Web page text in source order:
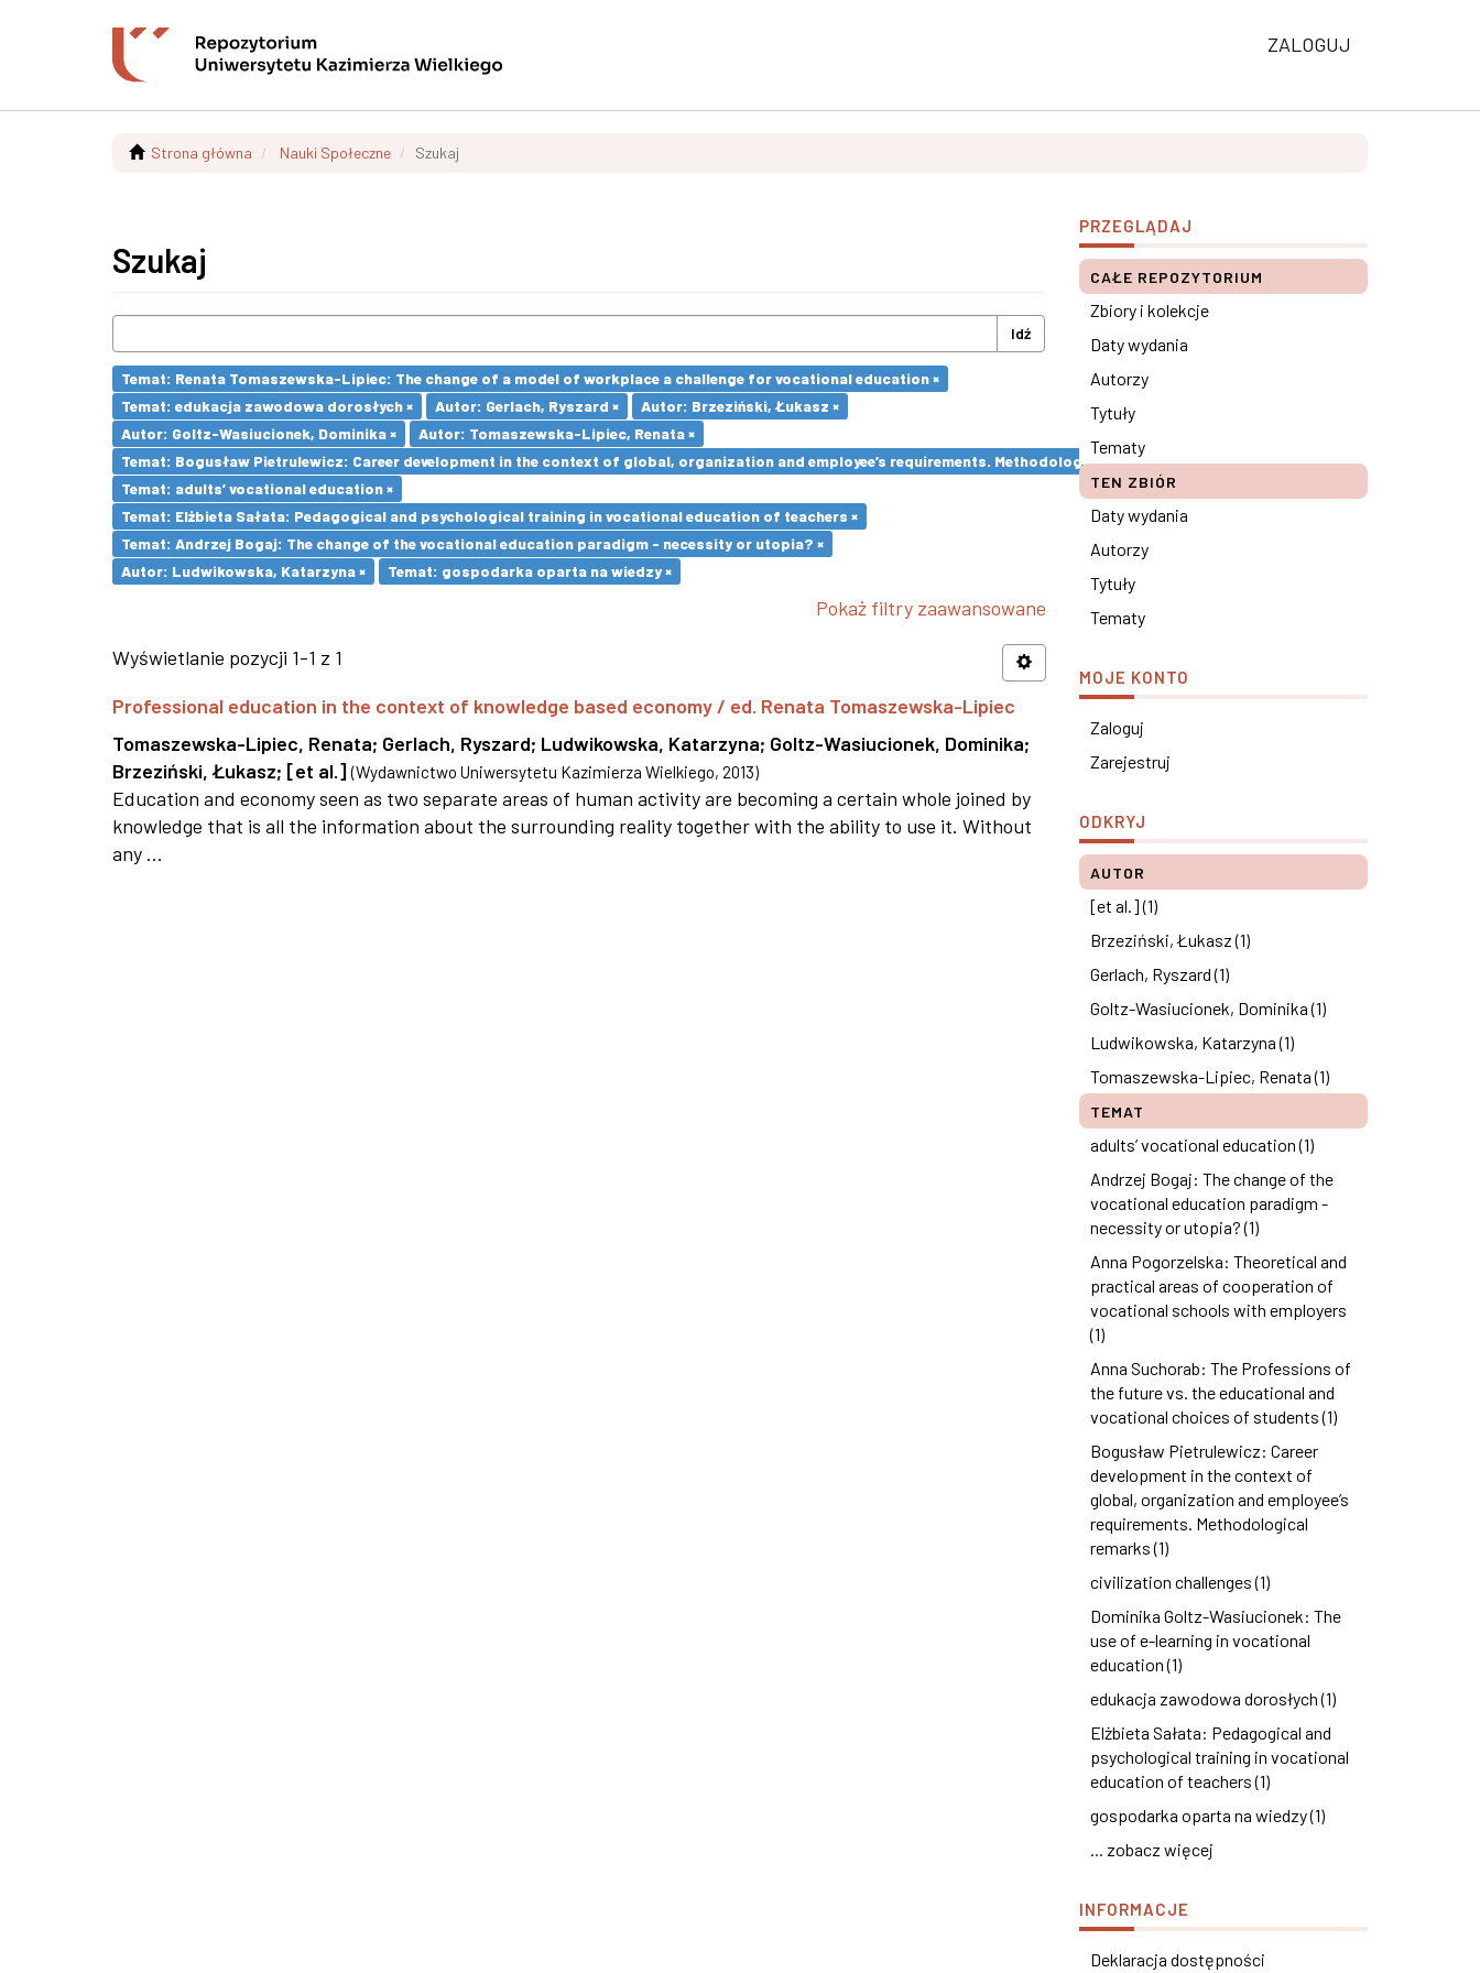
ZALOGUJ
Strona główna Nauki Społeczne Szukaj
Szukaj
Idź
Temat: Renata Tomaszewska-Lipiec: The change of a model of workplace a challenge for vocational education ×
Temat: edukacja zawodowa dorosłych ×
Autor: Gerlach, Ryszard ×
Autor: Brzeziński, Łukasz ×
Autor: Goltz-Wasiucionek, Dominika ×
Autor: Tomaszewska-Lipiec, Renata ×
Temat: Bogusław Pietrulewicz: Career development in the context of global, organization and employee’s requirements. Methodological remarks ×
Temat: adults’ vocational education ×
Temat: Elżbieta Sałata: Pedagogical and psychological training in vocational education of teachers ×
Temat: Andrzej Bogaj: The change of the vocational education paradigm - necessity or utopia? ×
Autor: Ludwikowska, Katarzyna ×
Temat: gospodarka oparta na wiedzy ×
Pokaż filtry zaawansowane
Wyświetlanie pozycji 1-1 z 1
Professional education in the context of knowledge based economy / ed. Renata Tomaszewska-Lipiec
Tomaszewska-Lipiec, Renata; Gerlach, Ryszard; Ludwikowska, Katarzyna; Goltz-Wasiucionek, Dominika;
Brzeziński, Łukasz; [et al.] (Wydawnictwo Uniwersytetu Kazimierza Wielkiego, 2013)
Education and economy seen as two separate areas of human activity are becoming a certain whole joined by
knowledge that is all the information about the surrounding reality together with the ability to use it. Without
any ...
PRZEGLĄDAJ
CAŁE REPOZYTORIUM
Zbiory i kolekcje
Daty wydania
Autorzy
Tytuły
Tematy
TEN ZBIÓR
Daty wydania
Autorzy
Tytuły
Tematy
MOJE KONTO
Zaloguj
Zarejestruj
ODKRYJ
AUTOR
[et al.] (1)
Brzeziński, Łukasz (1)
Gerlach, Ryszard (1)
Goltz-Wasiucionek, Dominika (1)
Ludwikowska, Katarzyna (1)
Tomaszewska-Lipiec, Renata (1)
TEMAT
adults’ vocational education (1)
Andrzej Bogaj: The change of the
vocational education paradigm -
necessity or utopia? (1)
Anna Pogorzelska: Theoretical and
practical areas of cooperation of
vocational schools with employers
(1)
Anna Suchorab: The Professions of
the future vs. the educational and
vocational choices of students (1)
Bogusław Pietrulewicz: Career
development in the context of
global, organization and employee’s
requirements. Methodological
remarks (1)
civilization challenges (1)
Dominika Goltz-Wasiucionek: The
use of e-learning in vocational
education (1)
edukacja zawodowa dorosłych (1)
Elżbieta Sałata: Pedagogical and
psychological training in vocational
education of teachers (1)
gospodarka oparta na wiedzy (1)
... zobacz więcej
INFORMACJE
Deklaracja dostępności